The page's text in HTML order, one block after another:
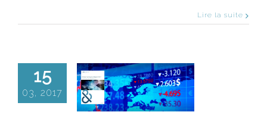
Lire la suite
15
03, 2017